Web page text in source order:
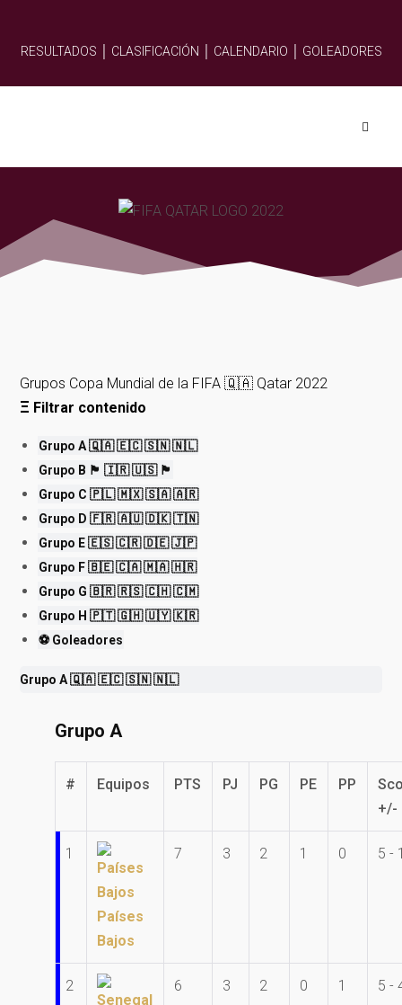
RESULTADOS │ CLASIFICACIÓN │ CALENDARIO │ GOLEADORES
Grupos Copa Mundial de la FIFA 🇶🇦 Qatar 2022
Ξ Filtrar contenido
Grupo A 🇶🇦 🇪🇨 🇸🇳 🇳🇱
Grupo B 🏴󠁧󠁢󠁥󠁮󠁧󠁿 🇮🇷 🇺🇸 🏴󠁧󠁢󠁷󠁬󠁳󠁿
Grupo C 🇵🇱 🇲🇽 🇸🇦 🇦🇷
Grupo D 🇫🇷 🇦🇺 🇩🇰 🇹🇳
Grupo E 🇪🇸 🇨🇷 🇩🇪 🇯🇵
Grupo F 🇧🇪 🇨🇦 🇲🇦 🇭🇷
Grupo G 🇧🇷 🇷🇸 🇨🇭 🇨🇲
Grupo H 🇵🇹 🇬🇭 🇺🇾 🇰🇷
⚽️ Goleadores
Grupo A 🇶🇦 🇪🇨 🇸🇳 🇳🇱
Grupo A
# Equipos PTS PJ PG PE PP
+/-
1
Países
Bajos
7 3 2 1 0 5 -
2 6 3 2 0 1 5 -